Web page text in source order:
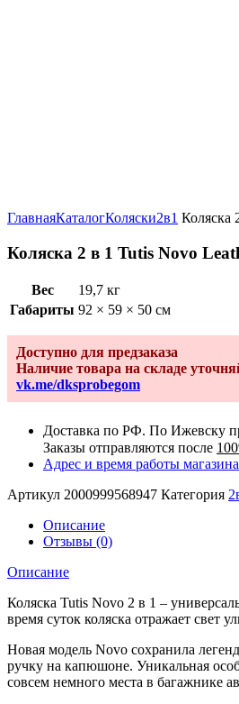
ГлавнаяКаталогКоляски2в1 Коляска
Коляска 2 в 1 Tutis Novo
Вес
19,7 кг
Габариты 92 × 59 × 50 см
Доступно для предзаказа
Наличие товара на складе
vk.me/dksprobegom
Доставка по РФ. По Ижевску
Заказы отправляются после
Адрес и время работы магазина
Артикул 2000999568947 Категория
Описание
Отзывы (0)
Описание
Коляска Tutis Novo 2 в 1 –
время суток коляска отражает свет
Новая модель Novo сохранила
ручку на капюшоне. Уникальная
совсем немного места в багажнике